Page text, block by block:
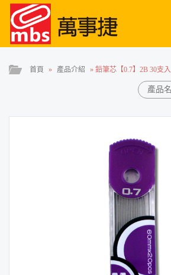
首頁 » 產品介紹 » 鉛筆芯【0.7】2B 30支入